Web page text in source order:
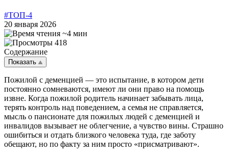
#ТОП-4
20 января 2026
~4 мин
418
Содержание
Показать
Пожилой с деменцией — это испытание, в котором дети
постоянно сомневаются, имеют ли они право на помощь
извне. Когда пожилой родитель начинает забывать лица,
терять контроль над поведением, а семья не справляется,
мысль о пансионате для пожилых людей с деменцией и
инвалидов вызывает не облегчение, а чувство вины. Страшно
ошибиться и отдать близкого человека туда, где заботу
обещают, но по факту за ним просто «присматривают».